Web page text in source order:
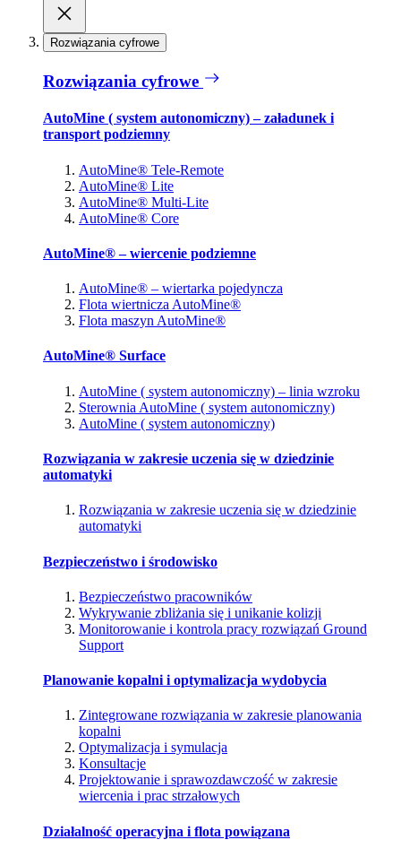
Rozwiązania cyfrowe
Rozwiązania cyfrowe
AutoMine ( system autonomiczny) – załadunek i
transport podziemny
AutoMine® Tele-Remote
AutoMine® Lite
AutoMine® Multi-Lite
AutoMine® Core
AutoMine® – wiercenie podziemne
AutoMine® – wiertarka pojedyncza
Flota wiertnicza AutoMine®
Flota maszyn AutoMine®
AutoMine® Surface
AutoMine ( system autonomiczny) – linia wzroku
Sterownia AutoMine ( system autonomiczny)
AutoMine ( system autonomiczny)
Rozwiązania w zakresie uczenia się w dziedzinie
automatyki
Rozwiązania w zakresie uczenia się w dziedzinie
automatyki
Bezpieczeństwo i środowisko
Bezpieczeństwo pracowników
Wykrywanie zbliżania się i unikanie kolizji
Monitorowanie i kontrola pracy rozwiązań Ground
Support
Planowanie kopalni i optymalizacja wydobycia
Zintegrowane rozwiązania w zakresie planowania
kopalni
Optymalizacja i symulacja
Konsultacje
Projektowanie i sprawozdawczość w zakresie
wiercenia i prac strzałowych
Działalność operacyjna i flota powiązana